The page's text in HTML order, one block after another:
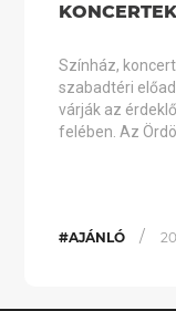
Színház,
szabadtéri
várják az
felében. Az
#AJÁNLÓ /